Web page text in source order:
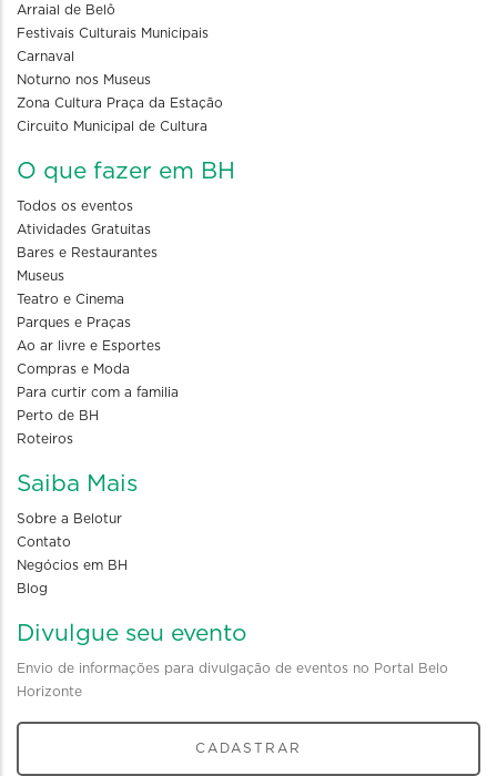
Arraial de Belô
Festivais Culturais Municipais
Carnaval
Noturno nos Museus
Zona Cultura Praça da Estação
Circuito Municipal de Cultura
O que fazer em BH
Todos os eventos
Atividades Gratuitas
Bares e Restaurantes
Museus
Teatro e Cinema
Parques e Praças
Ao ar livre e Esportes
Compras e Moda
Para curtir com a familia
Perto de BH
Roteiros
Saiba Mais
Sobre a Belotur
Contato
Negócios em BH
Blog
Divulgue seu evento
Envio de informações para divulgação de eventos no Portal Belo
Horizonte
CADASTRAR